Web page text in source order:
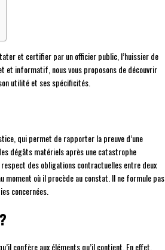
et certifier par un officier public, l’huissier de
et informatif, nous vous proposons de découvrir
utilité et ses spécificités.
qui permet de rapporter la preuve d’une
dégâts matériels après une catastrophe
respect des obligations contractuelles entre deux
moment où il procède au constat. Il ne formule pas
concernées.
confère aux éléments qu’il contient. En effet,